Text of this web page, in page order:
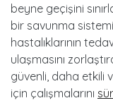
beyne geçişini
bir savunma
hastalıklarının
ulaşmasını
güvenli, daha etkili
için çalışmalarını